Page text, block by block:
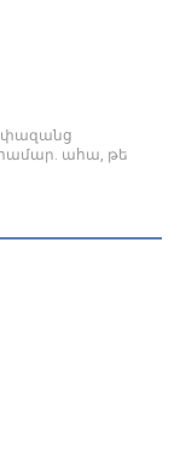
ահա, թե